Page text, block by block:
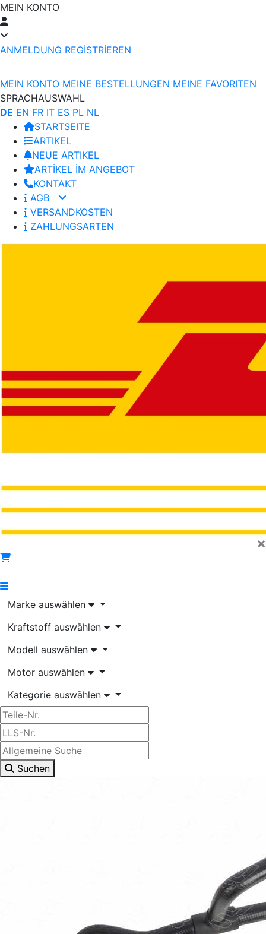
MEIN KONTO
ANMELDUNG REGİSTRİEREN
MEIN KONTO MEINE BESTELLUNGEN MEINE FAVORITEN
SPRACHAUSWAHL
DE EN FR IT ES PL NL
STARTSEITE
ARTIKEL
NEUE ARTIKEL
ARTİKEL İM ANGEBOT
KONTAKT
AGB
VERSANDKOSTEN
ZAHLUNGSARTEN
×
Marke auswählen
Kraftstoff auswählen
Modell auswählen
Motor auswählen
Kategorie auswählen
Suchen